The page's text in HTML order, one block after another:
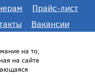
Прайс-лист
Вакансии
на то,
на сайте